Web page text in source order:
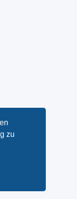
zu